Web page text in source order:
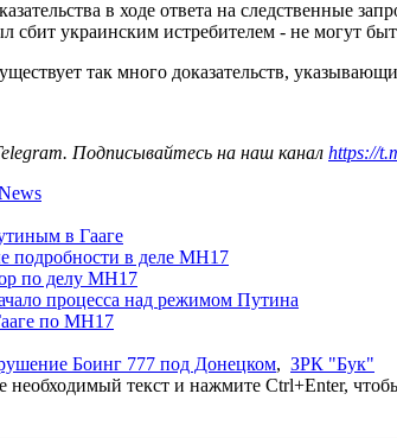
в ходе ответа на следственные
сбит украинским истребителем - не могут
так много доказательств,
Подписывайтесь на наш канал https://
в Гааге
подробности в деле MH17
по делу МН17
процесса над режимом Путина
по MH17
Боинг 777 под Донецком, ЗРК "Бук"
текст и нажмите Ctrl+Enter,